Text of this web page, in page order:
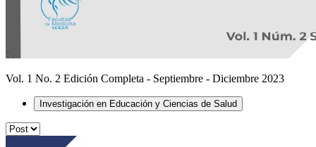
Vol. 1 No. 2 Edición Completa - Septiembre - Diciembre 2023
Investigación en Educación y Ciencias de Salud